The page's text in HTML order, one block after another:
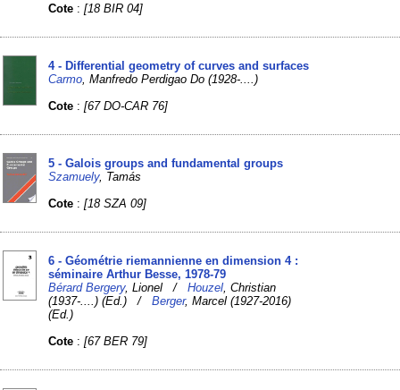
Cote :[18 BIR 04]
4 - Differential geometry of curves and surfaces
Carmo , Manfredo Perdigao Do (1928-....)
Cote :[67 DO-CAR 76]
5 - Galois groups and fundamental groups
Szamuely, Tamás
Cote :[18 SZA 09]
6 - Géométrie riemannienne en dimension 4 :
séminaire Arthur Besse, 1978-79
Bérard Bergery, Lionel /Houzel , Christian
(1937-....) (Ed.) /Berger, Marcel (1927-2016)
(Ed.)
Cote :[67 BER 79]